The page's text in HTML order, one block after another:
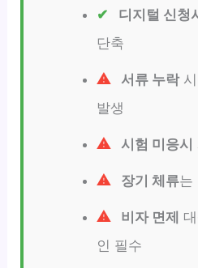
디지털 신청
단축
서류 누락시
발생
시험 미응시
장기 체류는
비자 면제
인 필수